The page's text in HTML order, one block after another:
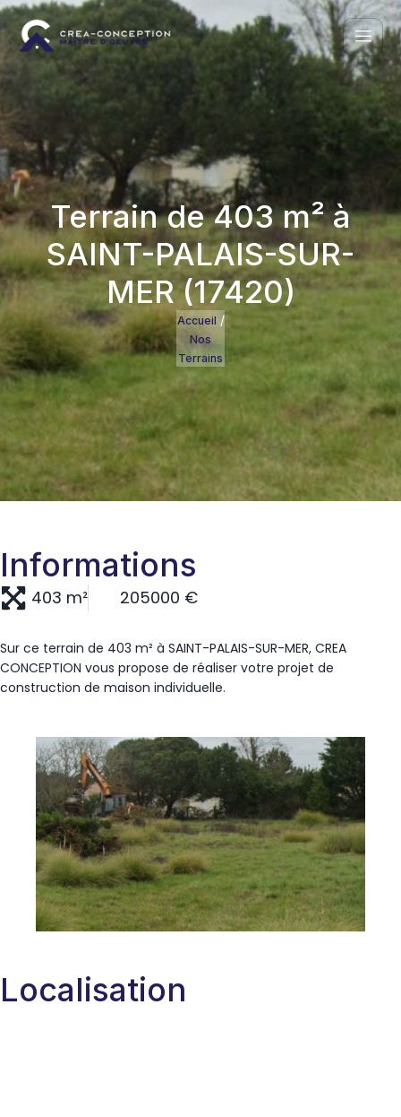
Terrain de 403 m² à
SAINT-PALAIS-SUR-
MER (17420)
Accueil /
Nos
Terrains
Informations
403 m² 205000 €
Sur ce terrain de 403 m² à SAINT-PALAIS-SUR-MER, CREA
CONCEPTION vous propose de réaliser votre projet de
construction de maison individuelle.
Localisation